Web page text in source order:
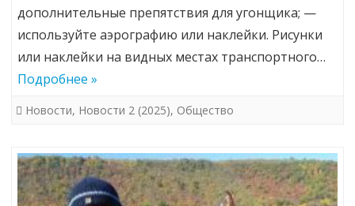
дополнительные препятствия для угонщика; —
используйте аэрографию или наклейки. Рисунки
или наклейки на видных местах транспортного…
Подробнее »
Новости, Новости 2 (2025), Общество